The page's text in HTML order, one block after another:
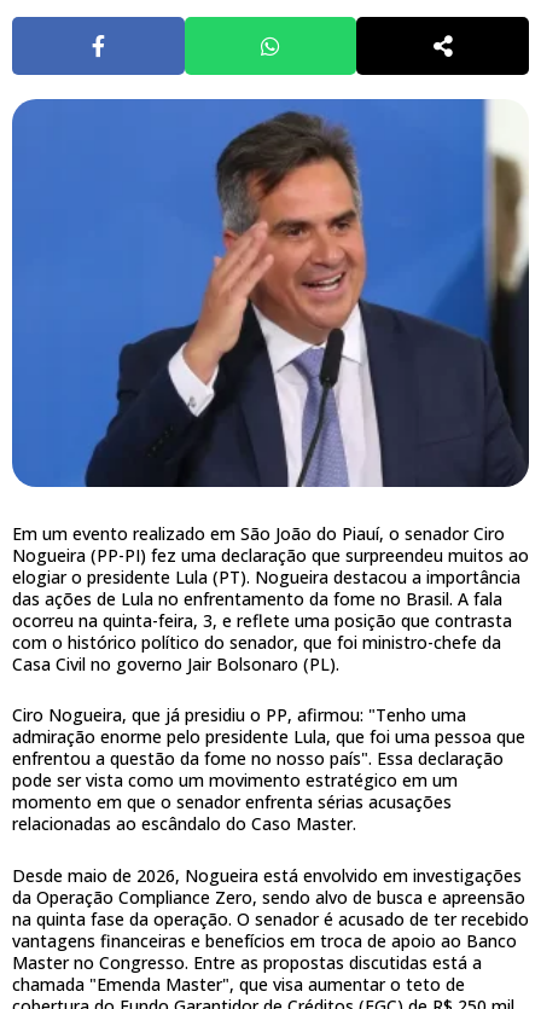
Em um evento realizado em São João do Piauí, o senador Ciro
Nogueira (PP-PI) fez uma declaração que surpreendeu muitos ao
elogiar o presidente Lula (PT). Nogueira destacou a importância
das ações de Lula no enfrentamento da fome no Brasil. A fala
ocorreu na quinta-feira, 3, e reflete uma posição que contrasta
com o histórico político do senador, que foi ministro-chefe da
Casa Civil no governo Jair Bolsonaro (PL).
Ciro Nogueira, que já presidiu o PP, afirmou: "Tenho uma
admiração enorme pelo presidente Lula, que foi uma pessoa que
enfrentou a questão da fome no nosso país". Essa declaração
pode ser vista como um movimento estratégico em um
momento em que o senador enfrenta sérias acusações
relacionadas ao escândalo do Caso Master.
Desde maio de 2026, Nogueira está envolvido em investigações
da Operação Compliance Zero, sendo alvo de busca e apreensão
na quinta fase da operação. O senador é acusado de ter recebido
vantagens financeiras e benefícios em troca de apoio ao Banco
Master no Congresso. Entre as propostas discutidas está a
chamada "Emenda Master", que visa aumentar o teto de